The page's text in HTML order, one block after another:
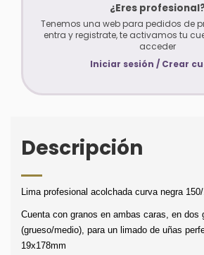
¿Eres
Tenemos una web para pedidos de
entra y registrate, te activamos tu
acceder
Iniciar sesión / Crear
Descripción
Lima profesional acolchada curva negra
Cuenta con granos en ambas caras, en dos
(grueso/medio), para un limado de uñas
19x178mm